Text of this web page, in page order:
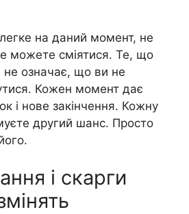
на даний момент, не
можете сміятися. Те, що
не означає, що ви не
Кожен момент дає
і нове закінчення. Кожну
другий шанс. Просто
і скарги